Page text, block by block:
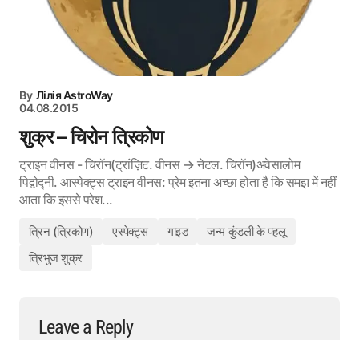
By Лілія AstroWay
04.08.2015
शुक्र – चिरोन त्रिकोण
ट्राइन वीनस - चिरॉन(ट्रांज़िट. वीनस → नेटल. चिरॉन)अवेसालोम
पिद्वोद्नी. आस्पेक्ट्स ट्राइन वीनस: प्रेम इतना अच्छा होता है कि समझ में नहीं
आता कि इससे परेश...
त्रिन (त्रिकोण) एस्पेक्ट्स गाइड
जन्म कुंडली के पहलू
त्रिभुज शुक्र
Leave a Reply